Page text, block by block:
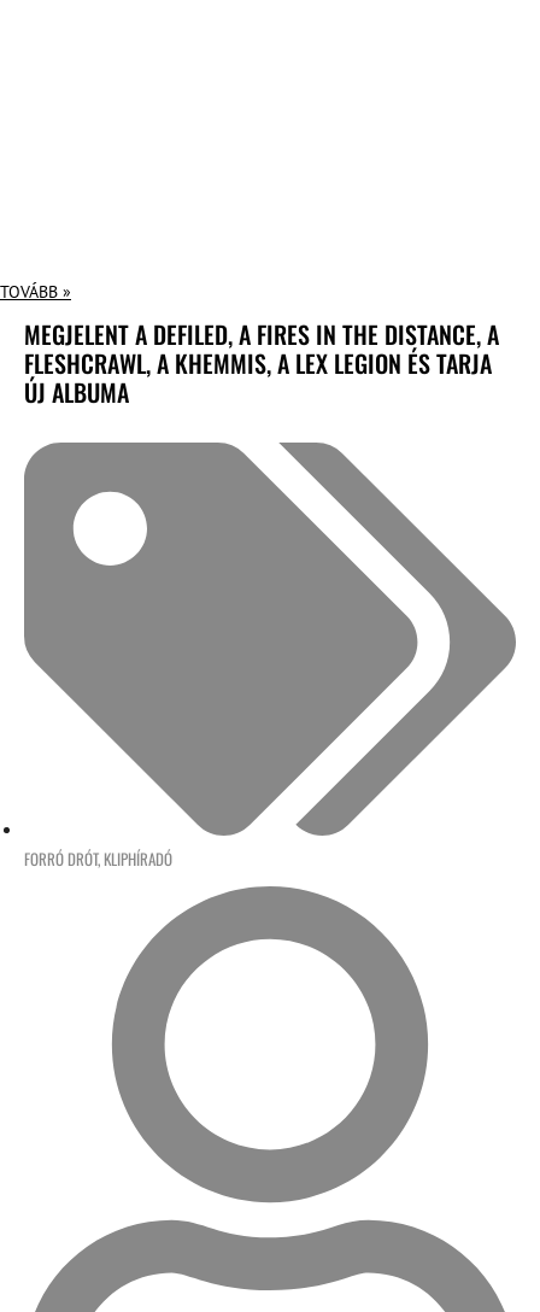
TOVÁBB »
MEGJELENT A DEFILED, A FIRES IN THE DISTANCE, A
FLESHCRAWL, A KHEMMIS, A LEX LEGION ÉS TARJA
ÚJ ALBUMA
FORRÓ DRÓT, KLIPHÍRADÓ